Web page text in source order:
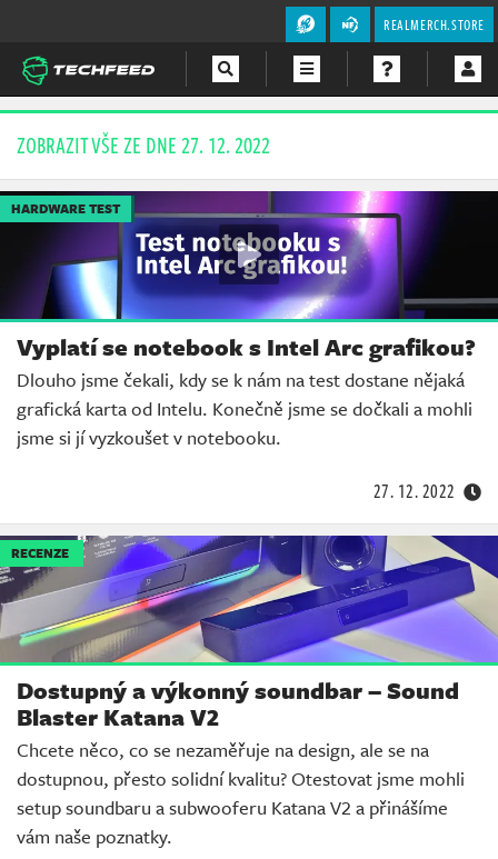
REALMERCH.STORE
Magazín
Videa
Soutěže
ZOBRAZIT VŠE ZE DNE 27. 12. 2022
HARDWARE TEST
Vyplatí se notebook s Intel Arc grafikou?
Dlouho jsme čekali, kdy se k nám na test dostane nějaká
grafická karta od Intelu. Konečně jsme se dočkali a mohli
jsme si jí vyzkoušet v notebooku.
27. 12. 2022
RECENZE
Dostupný a výkonný soundbar – Sound
Blaster Katana V2
Chcete něco, co se nezaměřuje na design, ale se na
dostupnou, přesto solidní kvalitu? Otestovat jsme mohli
setup soundbaru a subwooferu Katana V2 a přinášíme
vám naše poznatky.